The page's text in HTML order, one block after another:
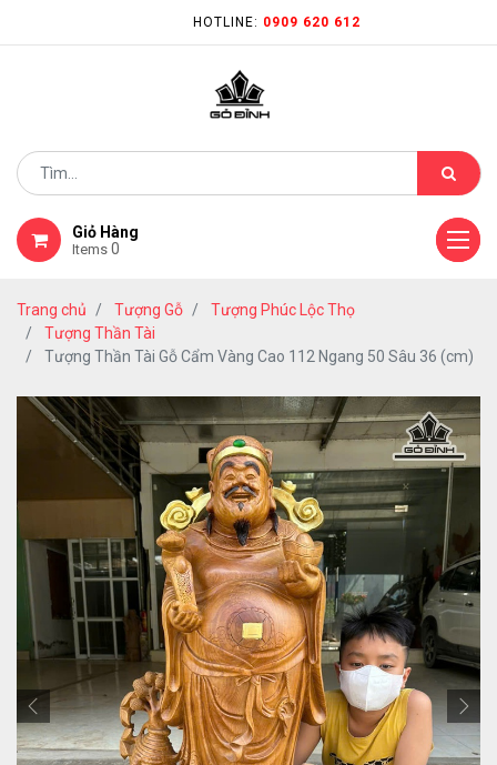
HOTLINE: 0909 620 612
Giỏ Hàng
Items 0
Trang chủ Tượng Gỗ
Tượng Phúc Lộc Thọ
Tượng Thần Tài
Tượng Thần Tài Gỗ Cẩm Vàng Cao 112 Ngang 50 Sâu 36 (cm)